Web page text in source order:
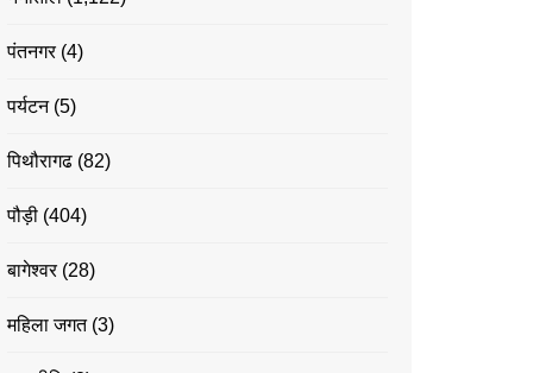
पंतनगर(4)
पर्यटन(5)
पिथौरागढ (82)
पौड़ी (404)
बागेश्वर(28)
महिला जगत(3)